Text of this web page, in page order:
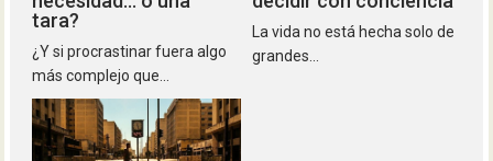
tara?
¿Y si procrastinar fuera algo
más complejo que...
La vida no está hecha solo de
grandes...